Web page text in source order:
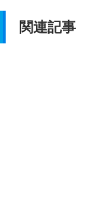
関連記事